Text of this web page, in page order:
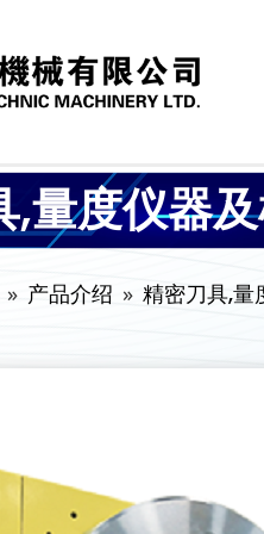
,量度仪器
产品介绍 精密刀具,量